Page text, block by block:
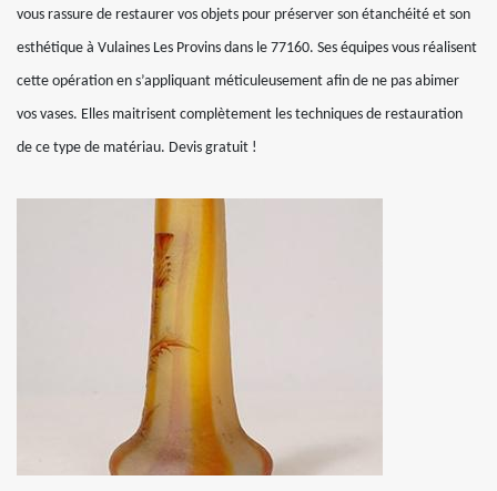
vous rassure de restaurer vos objets pour préserver son étanchéité et son
esthétique à Vulaines Les Provins dans le 77160. Ses équipes vous réalisent
cette opération en s’appliquant méticuleusement afin de ne pas abimer
vos vases. Elles maitrisent complètement les techniques de restauration
de ce type de matériau. Devis gratuit !